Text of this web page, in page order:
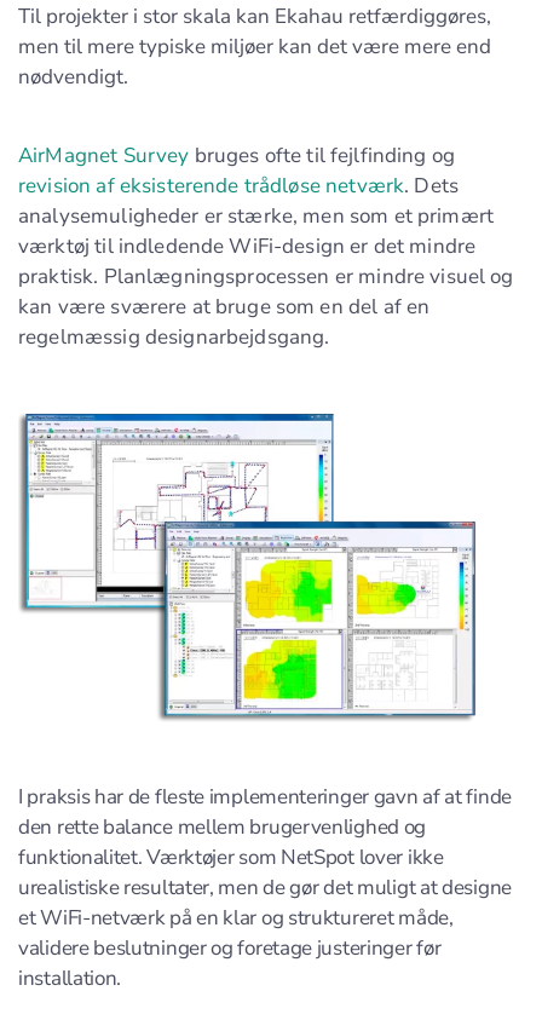
Til projekter i stor skala kan Ekahau retfærdiggøres,
men til mere typiske miljøer kan det være mere end
nødvendigt.
AirMagnet Survey bruges ofte til fejlfinding og
revision af eksisterende trådløse netværk. Dets
analysemuligheder er stærke, men som et primært
værktøj til indledende WiFi-design er det mindre
praktisk. Planlægningsprocessen er mindre visuel og
kan være sværere at bruge som en del af en
regelmæssig designarbejdsgang.
I praksis har de fleste implementeringer gavn af at finde
den rette balance mellem brugervenlighed og
funktionalitet. Værktøjer som NetSpot lover ikke
urealistiske resultater, men de gør det muligt at designe
et WiFi-netværk på en klar og struktureret måde,
validere beslutninger og foretage justeringer før
installation.